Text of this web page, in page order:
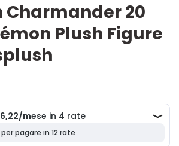
Charmander 20
Plush Figure